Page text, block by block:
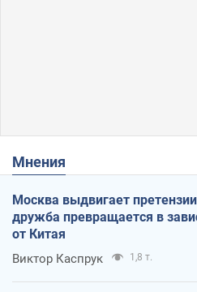
Мнения
Москва выдвигает
дружба превращается в
от Китая
Виктор Каспрук 1,8 т.